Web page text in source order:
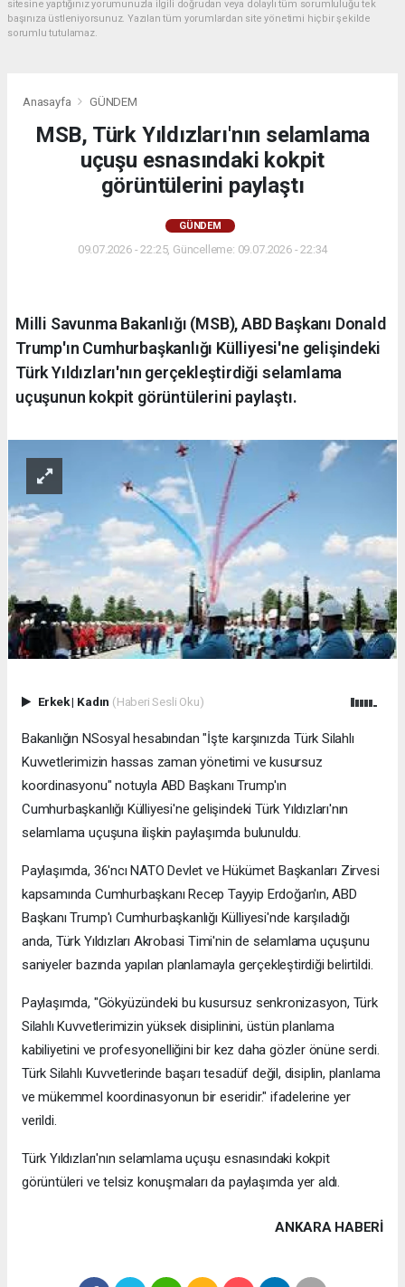
sitesine yaptığınız yorumunuzla ilgili doğrudan veya dolaylı tüm sorumluluğu tek
başınıza üstleniyorsunuz. Yazılan tüm yorumlardan site yönetimi hiçbir şekilde
sorumlu tutulamaz.
Anasayfa GÜNDEM
MSB, Türk Yıldızları'nın selamlama
uçuşu esnasındaki kokpit
görüntülerini paylaştı
GÜNDEM
09.07.2026 - 22:25, Güncelleme: 09.07.2026 - 22:34
Milli Savunma Bakanlığı (MSB), ABD Başkanı Donald
Trump'ın Cumhurbaşkanlığı Külliyesi'ne gelişindeki
Türk Yıldızları'nın gerçekleştirdiği selamlama
uçuşunun kokpit görüntülerini paylaştı.
Erkek| Kadın (Haberi Sesli Oku)
Bakanlığın NSosyal hesabından "İşte karşınızda Türk Silahlı
Kuvvetlerimizin hassas zaman yönetimi ve kusursuz
koordinasyonu" notuyla ABD Başkanı Trump'ın
Cumhurbaşkanlığı Külliyesi'ne gelişindeki Türk Yıldızları'nın
selamlama uçuşuna ilişkin paylaşımda bulunuldu.
Paylaşımda, 36'ncı NATO Devlet ve Hükümet Başkanları Zirvesi
kapsamında Cumhurbaşkanı Recep Tayyip Erdoğan'ın, ABD
Başkanı Trump'ı Cumhurbaşkanlığı Külliyesi'nde karşıladığı
anda, Türk Yıldızları Akrobasi Timi'nin de selamlama uçuşunu
saniyeler bazında yapılan planlamayla gerçekleştirdiği belirtildi.
Paylaşımda, "Gökyüzündeki bu kusursuz senkronizasyon, Türk
Silahlı Kuvvetlerimizin yüksek disiplinini, üstün planlama
kabiliyetini ve profesyonelliğini bir kez daha gözler önüne serdi.
Türk Silahlı Kuvvetlerinde başarı tesadüf değil, disiplin, planlama
ve mükemmel koordinasyonun bir eseridir." ifadelerine yer
verildi.
Türk Yıldızları'nın selamlama uçuşu esnasındaki kokpit
görüntüleri ve telsiz konuşmaları da paylaşımda yer aldı.
ANKARA HABERİ